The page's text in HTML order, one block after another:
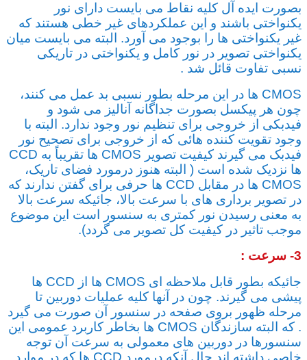
بصورت ایده آل کلیه نقاط می بایست دارای نور
یکنواختی باشند و این عملکردهای غیر خطی هستند که
غیر یکنواختی ها را بوجود می آورد. البته می بایست میان
یکنواختی تصویر در نور کامل و یکنواختی در تاریکی
نسبی تفاوت قائل شد .
CMOS ها در این مرحله بطور نسبی بد عمل می کنند،
چون هر پیکسل بصورت جداگانه آنالیز می شود و
فیدبکی از خروجی برای تنظیم نور وجود ندارد. البته با
وجود تقویت کننده هائی که از خروجی برای تصحیح نور
فیدبک می گیرند کیفیت تصویر CMOS ها تقریباً به CCD
ها نزدیک شده است ( البته هنوز درمورد فضای تاریک،
CMOS ها در مقابل CCD ها حرفی برای گفتن ندارند که
در تصویر برداری های با سرعت بالا، جائیکه سرعت بالا
به معنی رسیدن نور کمتری به سنسور است این موضوع
موجب تاثیر در کیفیت کل تصویر می گردد).
3- سرعت :
جائیکه بطور قابل ملاحظه ای CMOS ها از CCD ها
پیشی می گیرند. چون در آنها کلیه عملیات دوربین تا
مرحله ظهور بروی صفحه در سنسور آن صورت می گیرد
. که البته سازندگان CMOS ها بخاطر کاربرد عمومی این
سنسورها در دوربین های معمولی به سرعت آن توجه